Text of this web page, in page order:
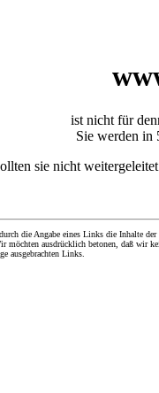
ist nicht für
Sie werden in
sie nicht
die Angabe eines Links die Inhalte
ausdrücklich betonen, daß wir
ausgebrachten Links.